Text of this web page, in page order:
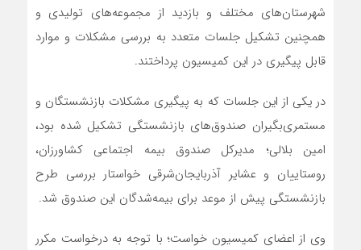
شهرستان‌های مختلف و بازدید از مجموعه‌های تولیدی و
همچنین تشکیل جلسات متعدد به بررسی مشکلات و موارد
قابل پیگیری در این کمیسیون پرداختند.
در یکی از این جلسات که به پیگیری مشکلات بازنشستگان و
مستمری‌بگیران صندوق‌های بازنشستگی تشکیل شده بود،
امین بلالی؛ مدیرکل صندوق بیمه اجتماعی کشاورزان،
روستاییان و عشایر آذربایجان‌شرقی خواستار بررسی طرح
بازنشستگی پیش از موعد برای بیمه‌شدگان این صندوق شد.
وی از اعضای کمیسیون خواست؛ با توجه به درخواست مکرر